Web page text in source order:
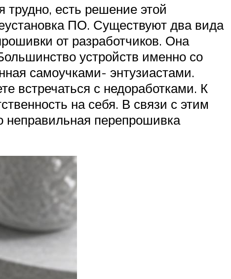
есть решение этой
ПО. Существуют два вида
от разработчиков. Она
устройств именно со
самоучками- энтузиастами.
встречаться с недоработками. К
на себя. В связи с этим
перепрошивка